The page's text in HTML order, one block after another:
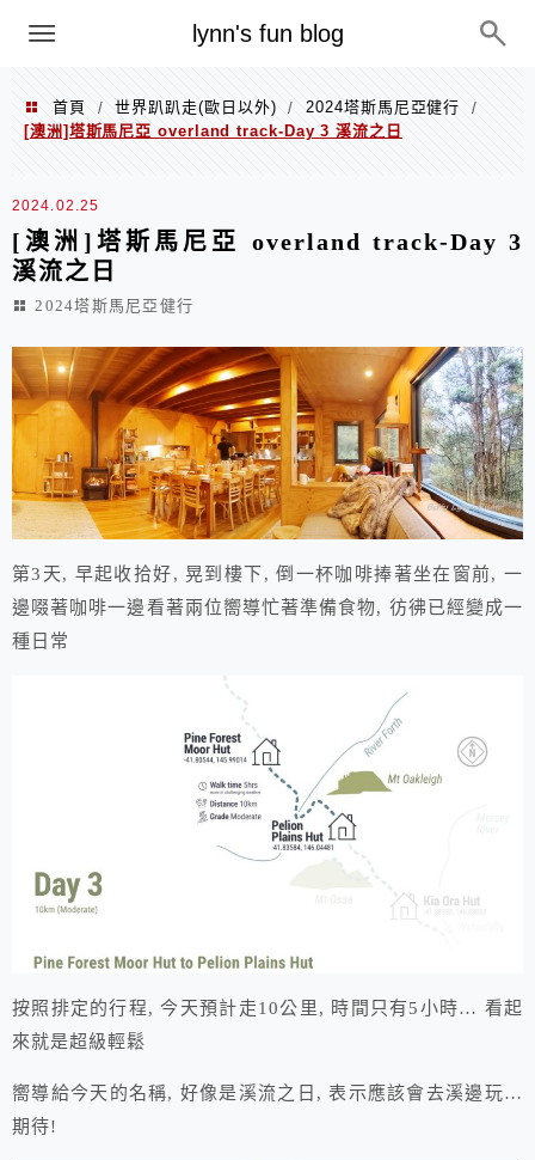
lynn's fun blog
menu
首頁 / 世界趴趴走(歐日以外) / 2024塔斯馬尼亞健行
/
[澳洲]塔斯馬尼亞 overland track-Day 3 溪流之日
2024.02.25
[澳洲]塔斯馬尼亞 overland track-Day 3
溪流之日
2024塔斯馬尼亞健行
第3天, 早起收拾好, 晃到樓下, 倒一杯咖啡捧著坐在窗前, 一
邊啜著咖啡一邊看著兩位嚮導忙著準備食物, 彷彿已經變成一
種日常
按照排定的行程, 今天預計走10公里, 時間只有5小時… 看起
來就是超級輕鬆
嚮導給今天的名稱, 好像是溪流之日, 表示應該會去溪邊玩…
期待!